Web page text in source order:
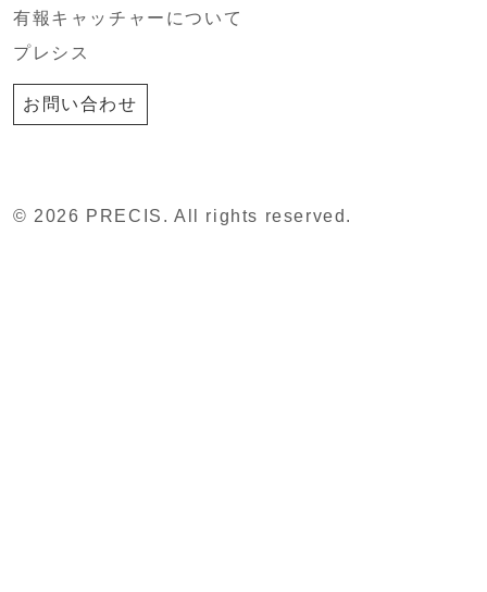
有報キャッチャーについて
プレシス
お問い合わせ
© 2026 PRECIS. All rights reserved.